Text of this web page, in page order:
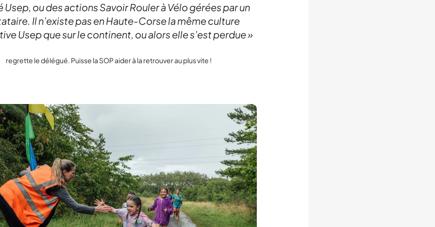
Usep, ou des actions Savoir Rouler à Vélo gérées par un
Il n’existe pas en Haute-Corse la même culture
Usep que sur le continent, ou alors elle s’est perdue »
regrette le délégué. Puisse la SOP aider à la retrouver au plus vite !